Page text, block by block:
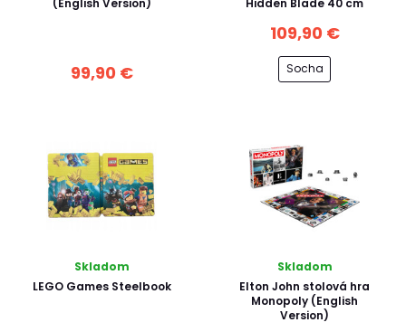
(English Version)
99,90 €
Hidden Blade 40 cm
109,90 €
Socha
Skladom
LEGO Games Steelbook
Skladom
Elton John stolová hra
Monopoly (English
Version)